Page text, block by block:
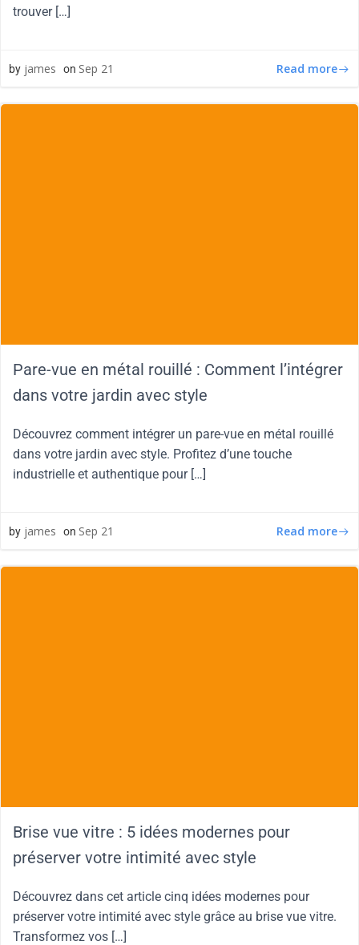
trouver […]
by james on Sep 21 Read more
Pare-vue en métal rouillé : Comment l’intégrer
dans votre jardin avec style
Découvrez comment intégrer un pare-vue en métal rouillé
dans votre jardin avec style. Profitez d’une touche
industrielle et authentique pour […]
by james on Sep 21 Read more
Brise vue vitre : 5 idées modernes pour
préserver votre intimité avec style
Découvrez dans cet article cinq idées modernes pour
préserver votre intimité avec style grâce au brise vue vitre.
Transformez vos […]